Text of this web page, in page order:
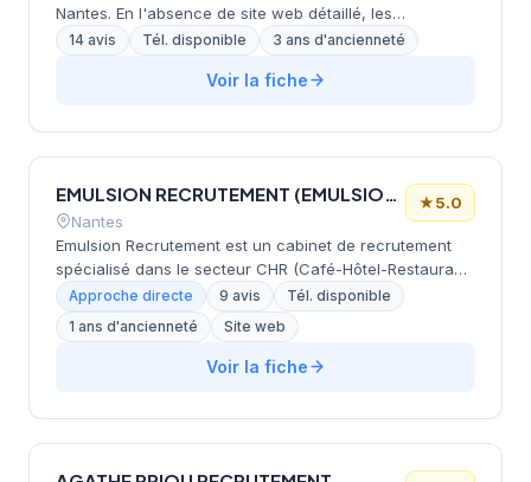
Nantes. En l'absence de site web détaillé, les
informations sur ses secteurs de spécialisation,
peuvent être précisément déterminées. La note Google
satisfaction client.
14 avis Tél. disponible 3 ans d'ancienneté
Voir la fiche
EMULSION RECRUTEMENT (EMULSION RECRUTEMENT)
Nantes
★5.0
Emulsion Recrutement est un cabinet de recrutement
spécialisé dans le secteur CHR (Café-Hôtel-Restaurant)
basé à Nantes. L'entreprise accompagne les
établissements de restauration, hôtellerie, tourisme et
loisirs du Grand Ouest dans leurs besoins de
recrutement, en proposant des profils qualifiés allant du
Approche directe 9 avis
Tél. disponible
1 ans d'ancienneté
Site web
Voir la fiche